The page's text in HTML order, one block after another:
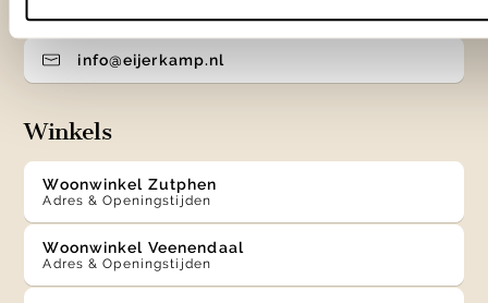
info@eijerkamp.nl
Winkels
Woonwinkel Zutphen
Adres & Openingstijden
Woonwinkel Veenendaal
Adres & Openingstijden